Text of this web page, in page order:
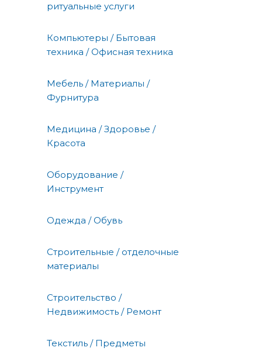
ритуальные услуги
Компьютеры / Бытовая
техника / Офисная техника
Мебель / Материалы /
Фурнитура
Медицина / Здоровье /
Красота
Оборудование /
Инструмент
Одежда / Обувь
Строительные / отделочные
материалы
Строительство /
Недвижимость / Ремонт
Текстиль / Предметы